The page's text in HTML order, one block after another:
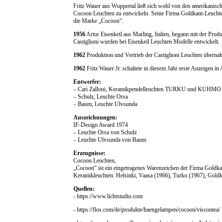
Fritz Wauer aus Wuppertal ließ sich wohl von den
Cocoon Leuchten zu entwickeln. Seine Firma Goldkant-
die Marke „Cocoon“.
1956Artur Eisenkeil aus Marling, Italien, begann mit der
Castiglioni wurden bei Eisenkeil Leuchten Modelle entwickelt.
1962 Produktion und Vertrieb der Castiglioni Leuchten
1962 Fritz Wauer Jr. schaltete in diesem Jahr erste Anzeigen
Entwerfer:
– Cari Zalloni, Keramikpendelleuchten TURKU und KUHMO
– Schulz, Leuchte Orsa
– Baum, Leuchte Ulvsunda
Auszeichnungen:
IF-Design Award 1974
– Leuchte Orsa von Schulz
– Leuchte Ulvsunda von Baum
Erzeugnisse:
Cocoon Leuchten,
„Cocoon“ ist ein eingetragenes Warenzeichen der Firma
Keramikleuchten: Helsinki, Vaasa (1966), Turko (1967),
Quellen:
- https://www.lichtstudio.com
- https://flos.com/de/produkte/haengelampen/cocoon/viscontea/